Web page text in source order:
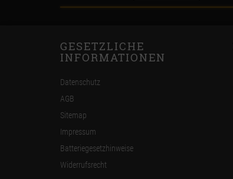
GESETZLICHE
INFORMATIONEN
Datenschutz
AGB
Sitemap
Impressum
Batteriegesetzhinweise
Widerrufsrecht